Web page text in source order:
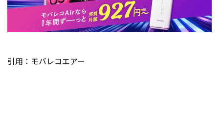
引用： モバレコエアー